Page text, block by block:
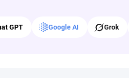
GPT Google AI Grok